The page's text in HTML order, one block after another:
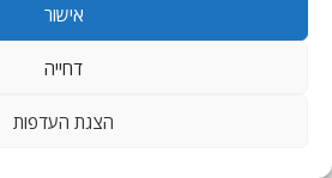
אישור
דחייה
הצגת העדפות
Theme: AccessPress Lite